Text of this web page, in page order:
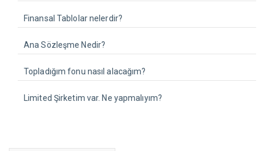
Finansal Tablolar nelerdir?
Ana Sözleşme Nedir?
Topladığım fonu nasıl alacağım?
Limited Şirketim var. Ne yapmalıyım?